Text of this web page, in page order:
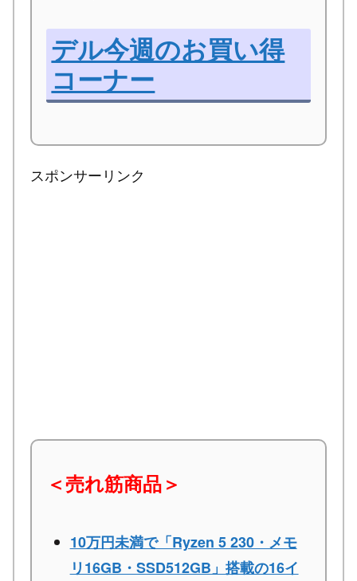
デル今週のお買い得
コーナー
スポンサーリンク
＜売れ筋商品＞
10万円未満で「Ryzen 5 230・メモ
リ16GB・SSD512GB」搭載の16イ